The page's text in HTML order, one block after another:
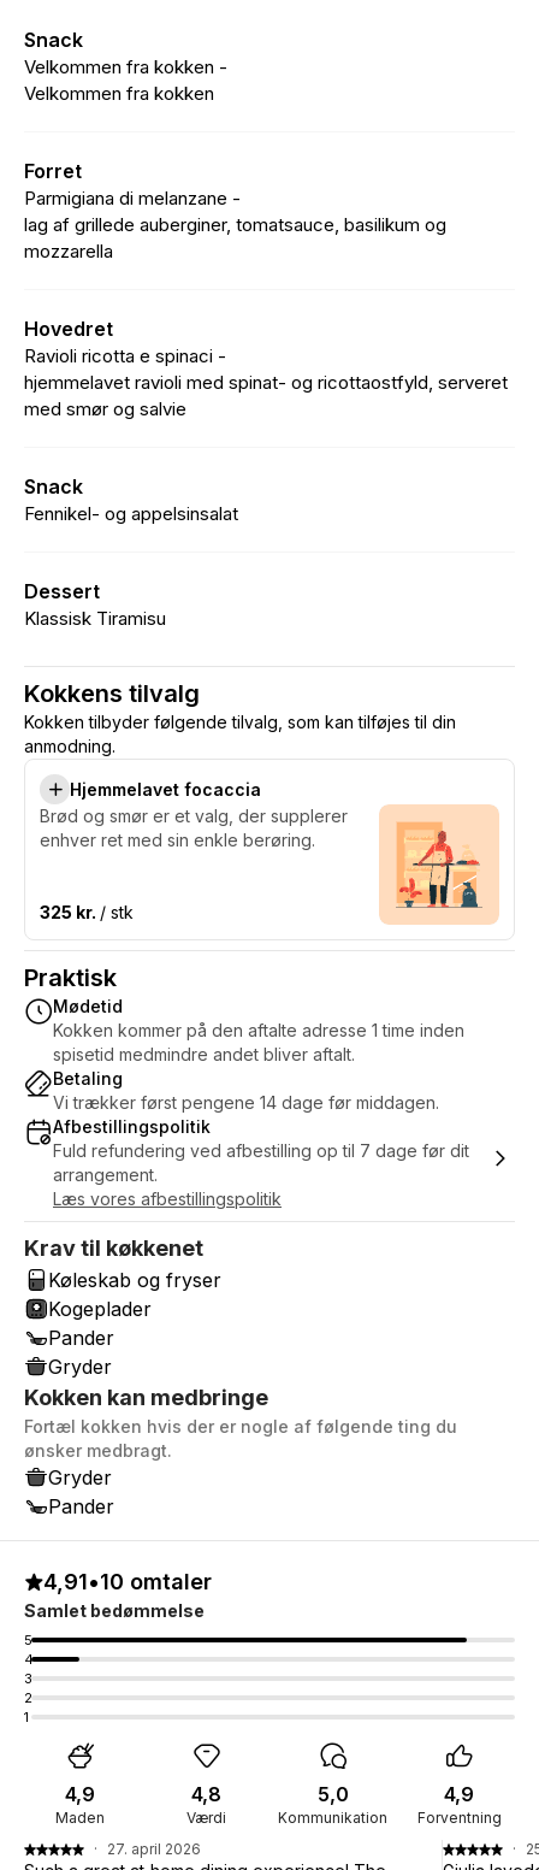
Snack
Velkommen fra kokken -
Velkommen fra kokken
Forret
Parmigiana di melanzane -
lag af grillede auberginer, tomatsauce, basilikum og
mozzarella
Hovedret
Ravioli ricotta e spinaci -
hjemmelavet ravioli med spinat- og ricottaostfyld, serveret
med smør og salvie
Snack
Fennikel- og appelsinsalat
Dessert
Klassisk Tiramisu
Kokkens tilvalg
Kokken tilbyder følgende tilvalg, som kan tilføjes til din
anmodning.
Hjemmelavet focaccia
Brød og smør er et valg, der supplerer
enhver ret med sin enkle berøring.
325 kr. / stk
Praktisk
Mødetid
Kokken kommer på den aftalte adresse 1 time inden
spisetid medmindre andet bliver aftalt.
Betaling
Vi trækker først pengene 14 dage før middagen.
Afbestillingspolitik
Fuld refundering ved afbestilling op til 7 dage før dit
arrangement.
Læs vores afbestillingspolitik
Krav til køkkenet
Køleskab og fryser
Kogeplader
Pander
Gryder
Kokken kan medbringe
Fortæl kokken hvis der er nogle af følgende ting du
ønsker medbragt.
Gryder
Pander
4,91•10 omtaler
Samlet bedømmelse
5
4
3
2
1
Maden
4,9
Værdi
4,8
Kommunikation
5,0
Forventning
4,9
· 27. april 2026 ·